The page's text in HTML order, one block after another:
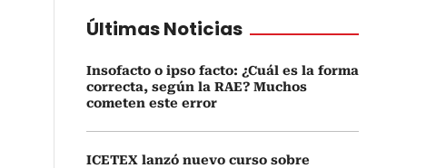
Últimas Noticias
Insofacto o ipso facto: ¿Cuál es la forma
correcta, según la RAE? Muchos
cometen este error
ICETEX lanzó nuevo curso sobre